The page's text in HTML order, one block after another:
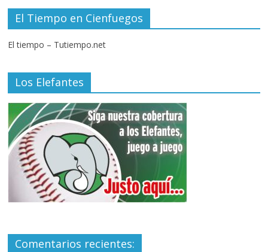
El Tiempo en Cienfuegos
El tiempo – Tutiempo.net
Los Elefantes
Comentarios recientes: